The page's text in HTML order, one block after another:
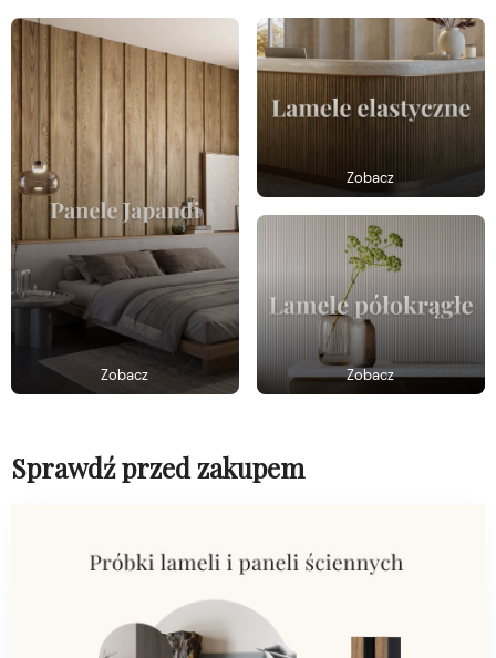
Zobacz
Zobacz
Zobacz
Sprawdź przed zakupem